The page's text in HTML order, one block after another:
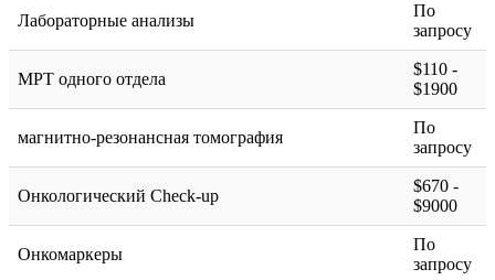
Лабораторные анализы
По
запросу
МРТ одного отдела
$110 -
$1900
магнитно-резонансная томография
По
запросу
Онкологический Check-up
$670 -
$9000
Онкомаркеры
По
запросу